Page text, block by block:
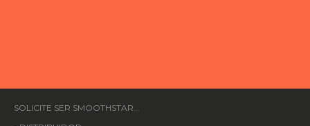
SOLICITE SER SMOOTHSTAR...